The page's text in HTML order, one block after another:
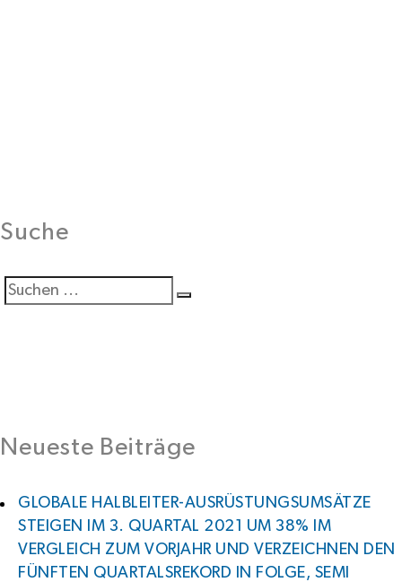
Suche
Suchen
Neueste Beiträge
GLOBALE HALBLEITER-AUSRÜSTUNGSUMSÄTZE
STEIGEN IM 3. QUARTAL 2021 UM 38% IM
VERGLEICH ZUM VORJAHR UND VERZEICHNEN DEN
FÜNFTEN QUARTALSREKORD IN FOLGE, SEMI